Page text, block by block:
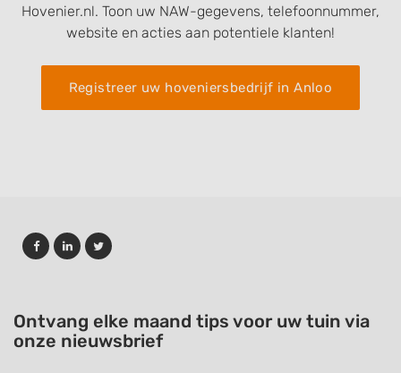
Hovenier.nl. Toon uw NAW-gegevens, telefoonnummer,
website en acties aan potentiele klanten!
Registreer uw hoveniersbedrijf in Anloo
Ontvang elke maand tips voor uw tuin via
onze nieuwsbrief